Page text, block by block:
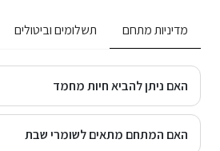
מדיניות מתחם תשלומים וביטולים
האם ניתן להביא חיות מחמד
האם המתחם מתאים לשומרי שבת